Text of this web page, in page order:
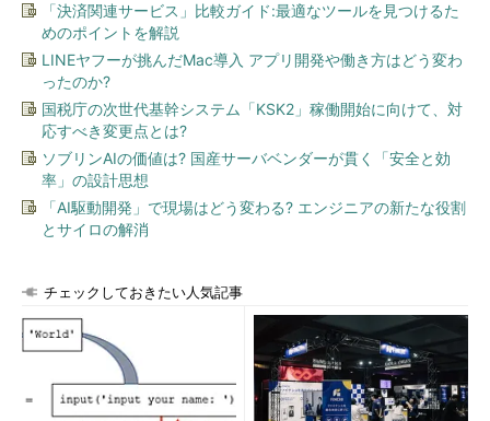
「決済関連サービス」比較ガイド:最適なツールを見つけるた
めのポイントを解説
LINEヤフーが挑んだMac導入 アプリ開発や働き方はどう変わ
ったのか?
国税庁の次世代基幹システム「KSK2」稼働開始に向けて、対
応すべき変更点とは?
ソブリンAIの価値は? 国産サーバベンダーが貫く「安全と効
率」の設計思想
「AI駆動開発」で現場はどう変わる? エンジニアの新たな役割
とサイロの解消
チェックしておきたい人気記事